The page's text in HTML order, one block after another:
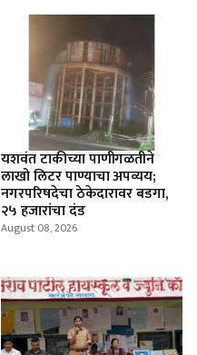
यशवंत टाकीच्या पाणीगळतीने
लाखो लिटर पाण्याचा अपव्यय;
नगरपरिषदेचा ठेकेदारावर बडगा,
२५ हजारांचा दंड
August 08, 2026